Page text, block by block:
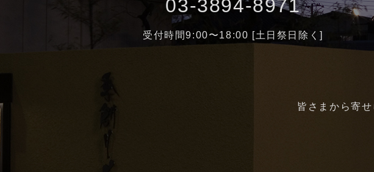
03-3894-8971
受付時間9:00〜18:00 [土日祭日除く]
皆さまから寄